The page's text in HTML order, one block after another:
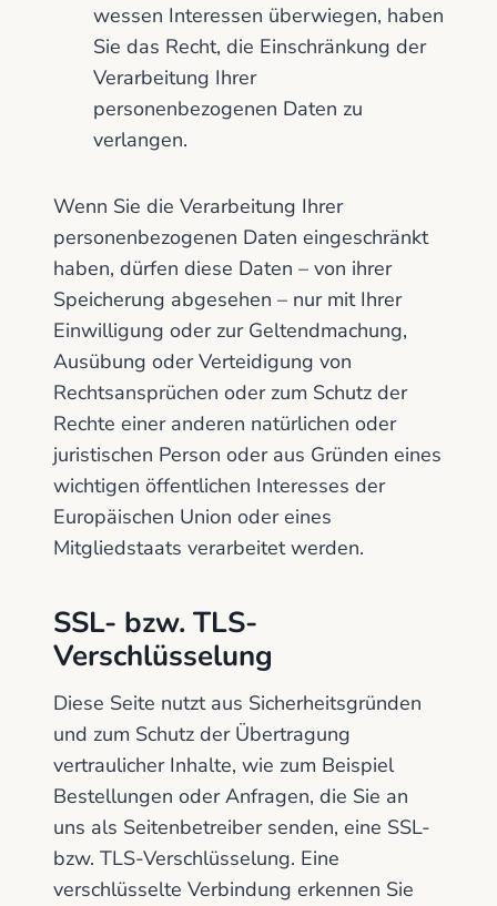
wessen Interessen überwiegen, haben
Sie das Recht, die Einschränkung der
Verarbeitung Ihrer
personenbezogenen Daten zu
verlangen.
Wenn Sie die Verarbeitung Ihrer
personenbezogenen Daten eingeschränkt
haben, dürfen diese Daten – von ihrer
Speicherung abgesehen – nur mit Ihrer
Einwilligung oder zur Geltendmachung,
Ausübung oder Verteidigung von
Rechtsansprüchen oder zum Schutz der
Rechte einer anderen natürlichen oder
juristischen Person oder aus Gründen eines
wichtigen öffentlichen Interesses der
Europäischen Union oder eines
Mitgliedstaats verarbeitet werden.
SSL- bzw. TLS-
Verschlüsselung
Diese Seite nutzt aus Sicherheitsgründen
und zum Schutz der Übertragung
vertraulicher Inhalte, wie zum Beispiel
Bestellungen oder Anfragen, die Sie an
uns als Seitenbetreiber senden, eine SSL-
bzw. TLS-Verschlüsselung. Eine
verschlüsselte Verbindung erkennen Sie